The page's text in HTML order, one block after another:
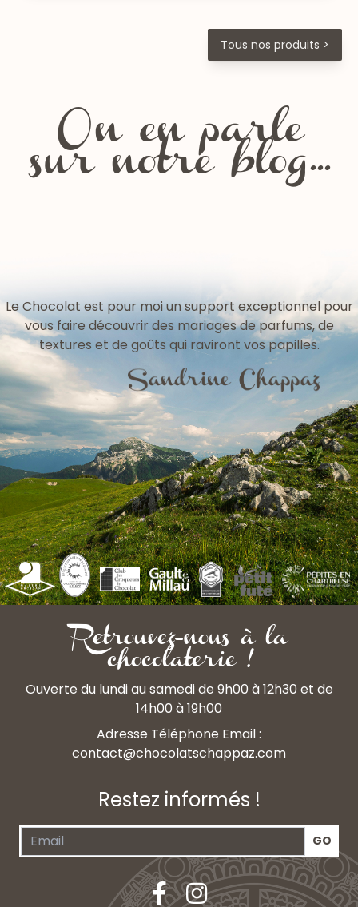
Tous nos produits >
On en parle
sur notre blog...
Les fêtes de la Chartreuse
Le Chocolat est pour moi un support exceptionnel pour
vous faire découvrir des mariages de parfums, de
textures et de goûts qui raviront vos papilles.
Retrouvez-nous à la
chocolaterie !
Ouverte du lundi au samedi de 9h00 à 12h30 et de
14h00 à 19h00
Adresse Téléphone Email :
contact@chocolatschappaz.com
Restez informés !